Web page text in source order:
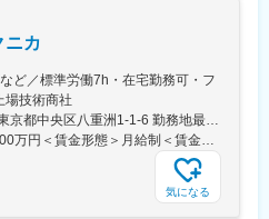
し補助
の改訂支援
法性・透明性の向上を目的とした改善
一無二の感動」を届けるイノベーショ
売り上げを伸ばし不動産業界では一
ニカ
ど／標準労働7h・在宅勤務可・フ
場技術商社
＜勤務地詳細＞本社住所：東京都中央区八重洲1-1-6 勤務地最寄駅：東京メトロ銀座線／日本橋駅受動喫煙対策：屋内全面禁煙変更の範囲：会社の定める事業所（リモートワーク含む）
＜予定年収＞800万円～1,000万円＜賃金形態＞月給制＜賃金内訳＞月額（基本給）：360,000円～410,000円その他固定手当/月：25,000円～164,000円＜月給＞385,000円～574,000円＜昇給有無＞有＜残業手当＞有＜給与補足＞※経験やスキルを考慮の上、当社規定により決定いたします。■昇給：年1回（4月）■賞与：年2回（6月・12月）賃金はあくまでも目安の金額であり、選考を通じて上下する可能性があります。月給(月額)は固定手当を含めた表記です。
気になる